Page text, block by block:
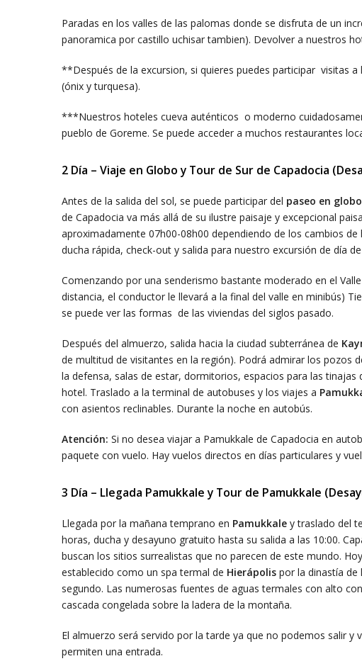
Paradas en los valles de las palomas donde se disfruta de un
panoramica por castillo uchisar tambien). Devolver a nuestros
**Después de la excursion, si quieres puedes participar visitas
(ónix y turquesa).
***Nuestros hoteles cueva auténticos o moderno
pueblo de Goreme. Se puede acceder a muchos restaurantes
2 Día – Viaje en Globo y Tour de Sur de Capadocia
Antes de la salida del sol, se puede participar del paseo en
de Capadocia va más allá de su ilustre paisaje y excepcional
aproximadamente 07h00-08h00 dependiendo de los cambios
ducha rápida, check-out y salida para nuestro excursión de día
Comenzando por una senderismo bastante moderado en el
distancia, el conductor le llevará a la final del valle en minibús)
se puede ver las formas de las viviendas del siglos pasado.
Después del almuerzo, salida hacia la ciudad subterránea de
de multitud de visitantes en la región). Podrá admirar los pozos
la defensa, salas de estar, dormitorios, espacios para las
hotel. Traslado a la terminal de autobuses y los viajes a
con asientos reclinables. Durante la noche en autobús.
Atención: Si no desea viajar a Pamukkale de Capadocia en
paquete con vuelo. Hay vuelos directos en días particulares y
3 Día – Llegada Pamukkale y Tour de Pamukkale
Llegada por la mañana temprano en Pamukkale y traslado del
horas, ducha y desayuno gratuito hasta su salida a las 10:00.
buscan los sitios surrealistas que no parecen de este mundo.
establecido como un spa termal de Hierápolis por la dinastía de
segundo. Las numerosas fuentes de aguas termales con alto
cascada congelada sobre la ladera de la montaña.
El almuerzo será servido por la tarde ya que no podemos salir
permiten una entrada.